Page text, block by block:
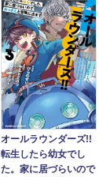
オールラウンダーズ!!
転生したら幼女でし
た。家に居づらいので